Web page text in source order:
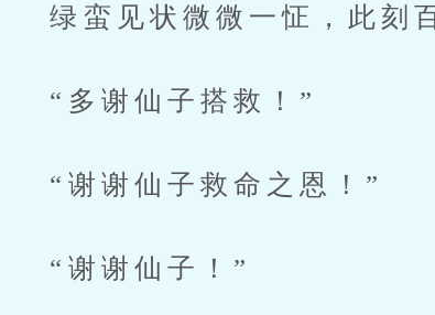
绿蛮见状微微一怔，此刻
“多谢仙子搭救！”
“谢谢仙子救命之恩！”
“谢谢仙子！”